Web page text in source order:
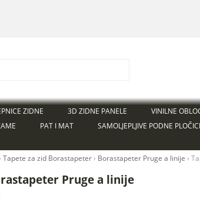
Pruge a linije
ZIDNE 3D ZIDNE PANELE VINILNE
PAT I MAT SAMOLJEPLJIVE PODNE
Tapete za zid Borastapeter › Borastapeter Pruge a linije ›